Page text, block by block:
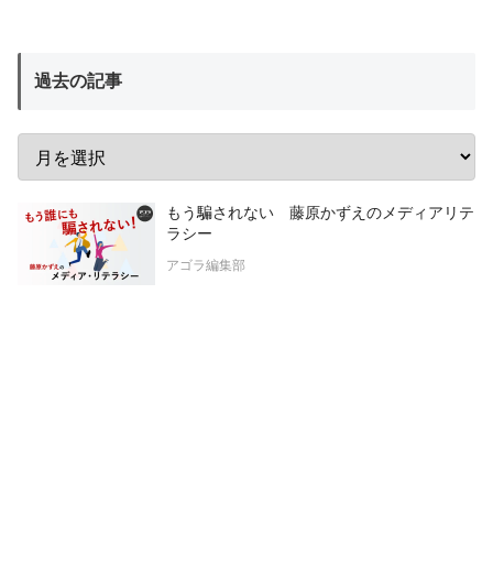
過去の記事
もう騙されない 藤原かずえのメディアリテ
ラシー
アゴラ編集部